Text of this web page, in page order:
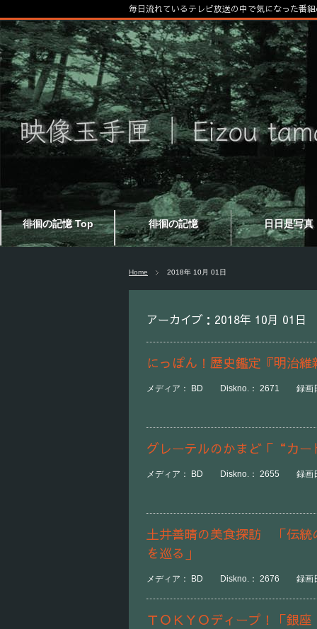
徘徊の記憶 Top 徘徊の記憶 日日是写真
毎日流れているテレビ放送の中で気になった番
Home 2018年 10月 01日
アーカイブ：2018年 10月 01日
にっぽん！歴史鑑定『明治維
メディア： BD Diskno.： 2671 録画
グレーテルのかまど「“カー
メディア： BD Diskno.： 2655 録画
土井善晴の美食探訪 「伝統
を巡る」
メディア： BD Diskno.： 2676 録画
ＴＯＫＹＯディープ！「銀